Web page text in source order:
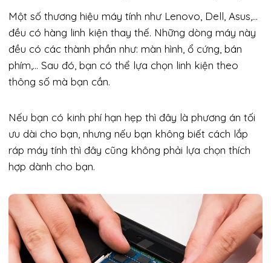
Một số thương hiệu máy tính như Lenovo, Dell, Asus,…
đều có hàng linh kiện thay thế. Những dòng máy này
đều có các thành phần như: màn hình, ổ cứng, bán
phím,… Sau đó, bạn có thể lựa chọn linh kiện theo
thông số mà bạn cần.
Nếu bạn có kinh phí hạn hẹp thì đây là phương án tối
ưu dài cho bạn, nhưng nếu bạn không biết cách lắp
ráp máy tính thì đây cũng không phải lựa chọn thích
hợp dành cho bạn.